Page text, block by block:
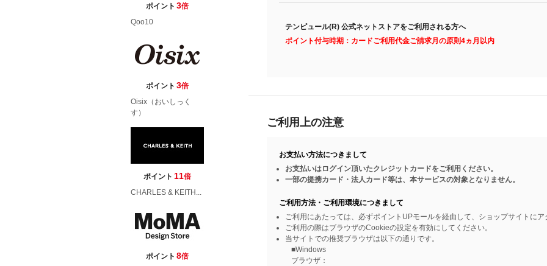
ポイント 3倍
Qoo10
ポイント 3倍
Oisix（おいしっく
す）
ポイント 11倍
CHARLES & KEITH...
ポイント 8倍
テンピュール(R) 公式ネットストアをご利用される方へ
ポイント付与時期：カードご利用代金ご請求月の原則4ヵ月以内
ご利用上の注意
お支払い方法につきまして
お支払いはログイン頂いたクレジットカードをご利用ください。
一部の提携カード・法人カード等は、本サービスの対象となりません。
ご利用方法・ご利用環境につきまして
ご利用にあたっては、必ずポイントUPモールを経由して、ショップサイトにア
ご利用の際はブラウザのCookieの設定を有効にしてください。
当サイトでの推奨ブラウザは以下の通りです。
■Windows
ブラウザ：